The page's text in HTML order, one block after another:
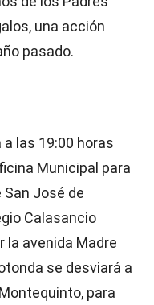
una acción
pasado.
las 19:00 horas
Municipal para
José de
Calasancio
la avenida Madre
se desviará a
para